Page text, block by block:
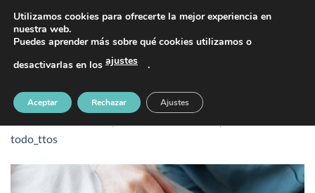
contenido
PIDE TU CITA AL TELÉFONO 637 42 97 25
2149404725
todo_ttos
Utilizamos cookies para ofrecerte la mejor experiencia en
nuestra web.
Puedes aprender más sobre qué cookies utilizamos o
desactivarlas en los ajustes .
Aceptar Rechazar Ajustes